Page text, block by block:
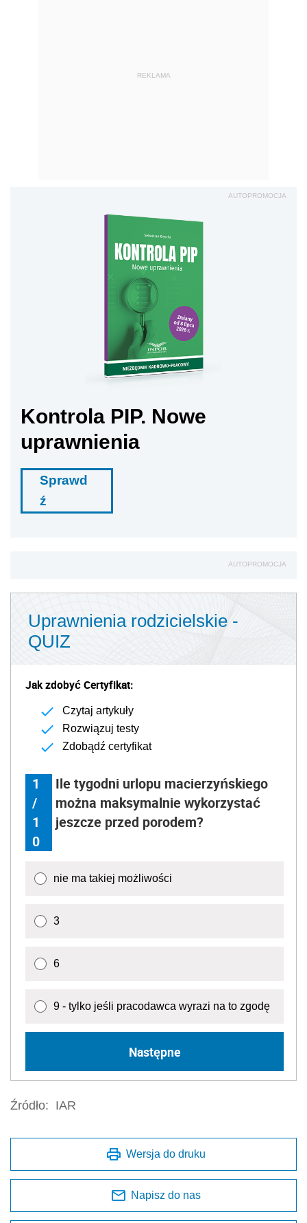
REKLAMA
AUTOPROMOCJA
Kontrola PIP. Nowe
uprawnienia
Sprawd
ź
AUTOPROMOCJA
Uprawnienia rodzicielskie -
QUIZ
Jak zdobyć Certyfikat:
Czytaj artykuły
Rozwiązuj testy
Zdobądź certyfikat
1
/
1
0
Ile tygodni urlopu macierzyńskiego
można maksymalnie wykorzystać
jeszcze przed porodem?
nie ma takiej możliwości
3
6
9 - tylko jeśli pracodawca wyrazi na to zgodę
Następne
Źródło: IAR
Wersja do druku
Napisz do nas